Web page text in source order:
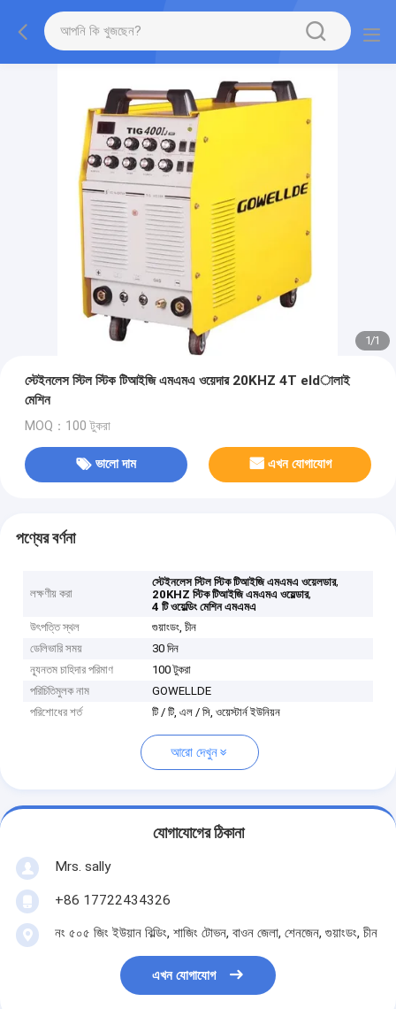
1/1
স্টেইনলেস স্টিল স্টিক টিআইজি এমএমএ ওয়েদার 20KHZ 4T eldালাই
মেশিন
MOQ：100 টুকরা
ভালো দাম এখন যোগাযোগ
পণ্যের বর্ণনা
লক্ষণীয় করা
স্টেইনলেস স্টিল স্টিক টিআইজি এমএমএ ওয়েলডার,
20KHZ স্টিক টিআইজি এমএমএ ওয়েল্ডার,
4 টি ওয়েল্ডিং মেশিন এমএমএ
উৎপত্তি স্থল
গুয়াংডং, চীন
ডেলিভারি সময়
30 দিন
ন্যূনতম চাহিদার পরিমাণ
100 টুকরা
পরিচিতিমুলক নাম
GOWELLDE
পরিশোধের শর্ত
টি / টি, এল / সি, ওয়েস্টার্ন ইউনিয়ন
আরো দেখুন
যোগাযোগের ঠিকানা
Mrs. sally
+86 17722434326
নং ৫০৫ জিং ইউয়ান বিল্ডিং, শাজিং টোভন, বাওন জেলা, শেনজেন, গুয়াংডং, চীন
এখন যোগাযোগ